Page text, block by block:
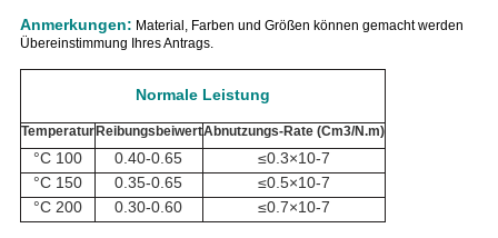
Anmerkungen: Material, Farben und Größen können gemacht werden
Übereinstimmung Ihres Antrags.
Normale Leistung
Temperatur ReibungsbeiwertAbnutzungs-Rate (Cm3/N.m)
°C100 0.40-0.65
≤0.3×10-7
°C150 0.35-0.65
≤0.5×10-7
°C200 0.30-0.60 ≤0.7×10-7